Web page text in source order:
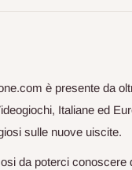
è presente da
Italiane ed
sulle nuove uiscite.
da poterci